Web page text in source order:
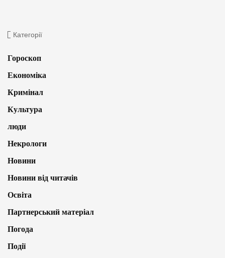
Категорії
Гороскоп
Економіка
Кримінал
Культура
люди
Некрологи
Новини
Новини від читачів
Освіта
Партнерський матеріал
Погода
Події